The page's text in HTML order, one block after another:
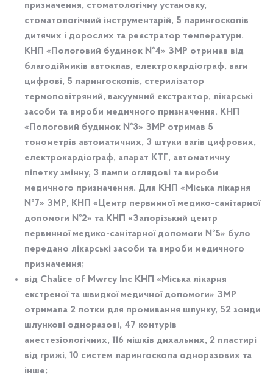
призначення, стоматологічну установку,
стоматологічний інструментарій, 5 ларингоскопів
дитячих і дорослих та реєстратор температури.
КНП «Пологовий будинок №4» ЗМР отримав від
благодійників автоклав, електрокардіограф, ваги
цифрові, 5 ларингоскопів, стерилізатор
термоповітряний, вакуумний екстрактор, лікарські
засоби та вироби медичного призначення. КНП
«Пологовий будинок №3» ЗМР отримав 5
тонометрів автоматичних, 3 штуки вагів цифрових,
електрокардіограф, апарат КТГ, автоматичну
піпетку змінну, 3 лампи оглядові та вироби
медичного призначення. Для КНП «Міська лікарня
№7» ЗМР, КНП «Центр первинної медико-санітарної
допомоги №2» та КНП «Запорізький центр
первинної медико-санітарної допомоги №5» було
передано лікарські засоби та вироби медичного
призначення;
від Chalice of Mwrcy Inc КНП «Міська лікарня
екстреної та швидкої медичної допомоги» ЗМР
отримала 2 лотки для промивання шлунку, 52 зонди
шлункові одноразові, 47 контурів
анестезіологічних, 116 мішків дихальних, 2 пластирі
від грижі, 10 систем ларингоскопа одноразових та
інше;